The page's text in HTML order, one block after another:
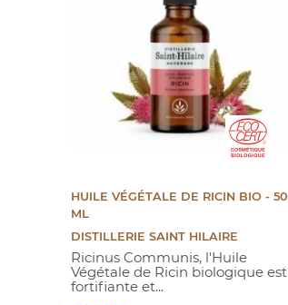
HUILE VÉGÉTALE DE RICIN BIO - 50
ML
DISTILLERIE SAINT HILAIRE
Ricinus Communis, l'Huile
Végétale de Ricin biologique est
fortifiante et...